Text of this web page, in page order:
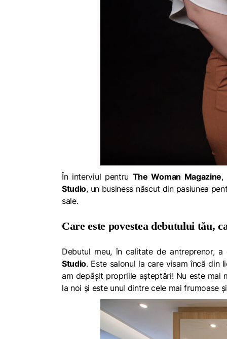
În interviul pentru The Woman Magazine,
Studio, un business născut din pasiunea
sale.
Care este povestea debutului tău,
Debutul meu, în calitate de antreprenor,
Studio. Este salonul la care visam încă
am depășit propriile așteptări! Nu este mai
la noi și este unul dintre cele mai frumoase